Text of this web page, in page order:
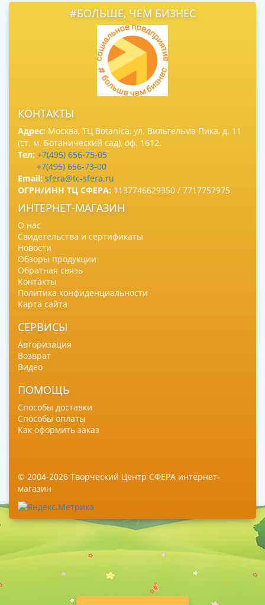
#БОЛЬШЕ, ЧЕМ БИЗНЕС
КОНТАКТЫ
Адрес: Москва, ТЦ Botanica, ул. Вильгельма Пика, д. 11
(ст. м. Ботанический сад), оф. 1612.
Тел: +7(495) 656-75-05
+7(495) 656-73-00
Email: sfera@tc-sfera.ru
ОГРН/ИНН ТЦ СФЕРА: 1137746629350 / 7717757975
ИНТЕРНЕТ-МАГАЗИН
О нас
Свидетельства и сертификаты
Новости
Обзоры продукции
Обратная связь
Контакты
Политика конфиденциальности
Карта сайта
СЕРВИСЫ
Авторизация
Возврат
Видео
ПОМОЩЬ
Способы доставки
Способы оплаты
Как оформить заказ
© 2004-2026 Творческий Центр СФЕРА интернет-
магазин